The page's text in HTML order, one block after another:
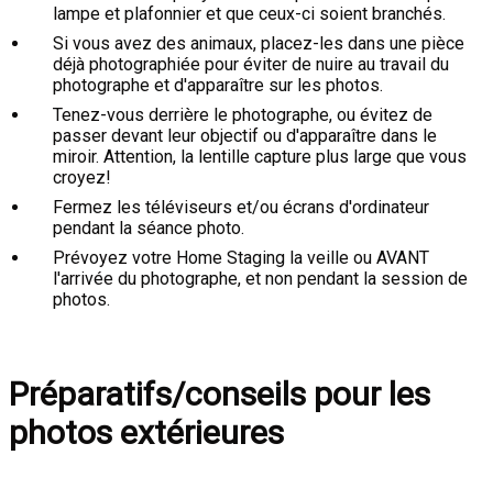
lampe et plafonnier et que ceux-ci soient branchés.
Si vous avez des animaux, placez-les dans une pièce
déjà photographiée pour éviter de nuire au travail du
photographe et d'apparaître sur les photos.
Tenez-vous derrière le photographe, ou évitez de
passer devant leur objectif ou d'apparaître dans le
miroir. Attention, la lentille capture plus large que vous
croyez!
Fermez les téléviseurs et/ou écrans d'ordinateur
pendant la séance photo.
Prévoyez votre Home Staging la veille ou AVANT
l'arrivée du photographe, et non pendant la session de
photos.
Préparatifs/conseils pour les
photos extérieures